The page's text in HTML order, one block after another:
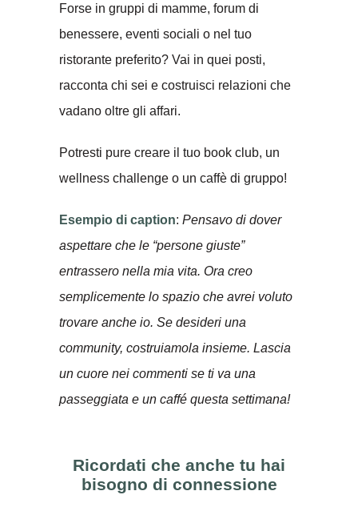
Forse in gruppi di mamme, forum di
benessere, eventi sociali o nel tuo
ristorante preferito? Vai in quei posti,
racconta chi sei e costruisci relazioni che
vadano oltre gli affari.
Potresti pure creare il tuo book club, un
wellness challenge o un caffè di gruppo!
Esempio di caption: Pensavo di dover
aspettare che le “persone giuste”
entrassero nella mia vita. Ora creo
semplicemente lo spazio che avrei voluto
trovare anche io. Se desideri una
community, costruiamola insieme. Lascia
un cuore nei commenti se ti va una
passeggiata e un caffé questa settimana!
Ricordati che anche tu hai
bisogno di connessione